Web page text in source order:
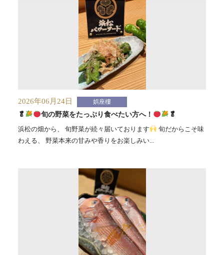
2026年06月24日 娯座樓
🥬 旬の野菜をたっぷり食べたい方へ！
🥬
浜松の畑から、 旬野菜が続々届いております
旬だからこそ味
わえる、 野菜本来の甘みや香りをお楽しみい...